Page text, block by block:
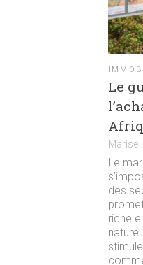
Le
Marise
Le
des
riche